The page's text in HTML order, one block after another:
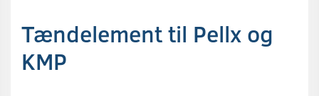
Tændelement til Pellx og
KMP